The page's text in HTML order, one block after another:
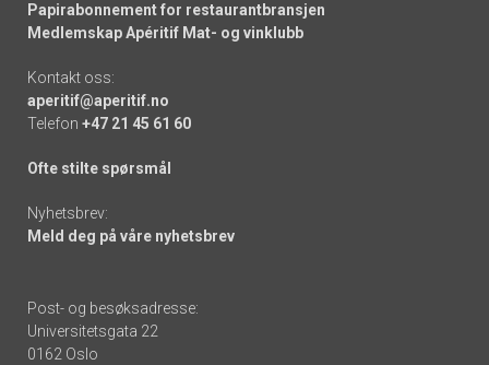
Papirabonnement for restaurantbransjen
Medlemskap Apéritif Mat- og vinklubb
Kontakt oss:
aperitif@aperitif.no
Telefon +47 21 45 61 60
Ofte stilte spørsmål
Nyhetsbrev:
Meld deg på våre nyhetsbrev
Post- og besøksadresse:
Universitetsgata 22
0162 Oslo